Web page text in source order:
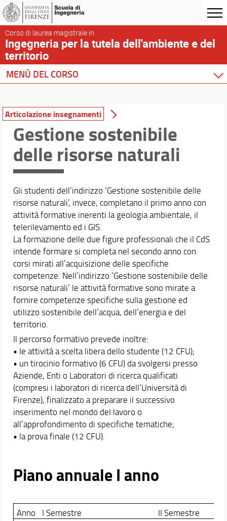
Corso di laurea magistrale in
Ingegneria per la tutela dell'ambiente e del
territorio
MENÙ DEL CORSO
Corso di studio
Didattica
Insegnamenti
Articolazione insegnamenti
Conoscenza di altre lingue
Stage/Tirocinio
Accordi doppio titolo
Orientamento
Piani di studio
Docenti
Orario e calendari
Contatti
Articolazione insegnamenti
Gestione sostenibile
delle risorse naturali
Gli studenti dell’indirizzo ‘Gestione sostenibile delle
risorse naturali’, invece, completano il primo anno con
attività formative inerenti la geologia ambientale, il
telerilevamento ed i GIS.
La formazione delle due figure professionali che il CdS
intende formare si completa nel secondo anno con
corsi mirati all’acquisizione delle specifiche
competenze. Nell’indirizzo ‘Gestione sostenibile delle
risorse naturali’ le attività formative sono mirate a
fornire competenze specifiche sulla gestione ed
utilizzo sostenibile dell’acqua, dell’energia e del
territorio.
Il percorso formativo prevede inoltre:
• le attività a scelta libera dello studente (12 CFU);
• un tirocinio formativo (6 CFU) da svolgersi presso
Aziende, Enti o Laboratori di ricerca qualificati
(compresi i laboratori di ricerca dell’Università di
Firenze), finalizzato a preparare il successivo
inserimento nel mondo del lavoro o
all’approfondimento di specifiche tematiche;
• la prova finale (12 CFU).
Piano annuale I anno
Anno I Semestre II Semestre